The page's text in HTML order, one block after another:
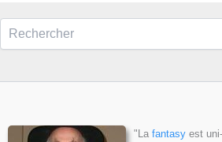
Rechercher
"La fantasy est